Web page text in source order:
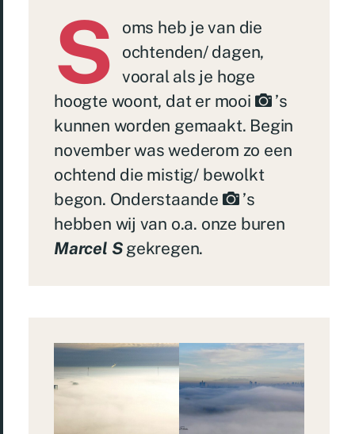
S
oms heb je van die
ochtenden/ dagen,
vooral als je hoge
hoogte woont, dat er mooi
’s
kunnen worden gemaakt. Begin
november was wederom zo een
ochtend die mistig/ bewolkt
begon. Onderstaande
’s
hebben wij van o.a. onze buren
Marcel Sgekregen.